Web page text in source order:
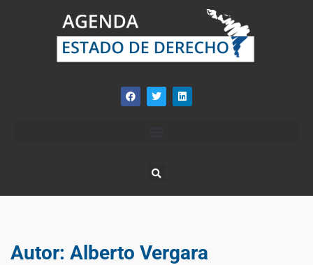
Autor: Alberto Vergara